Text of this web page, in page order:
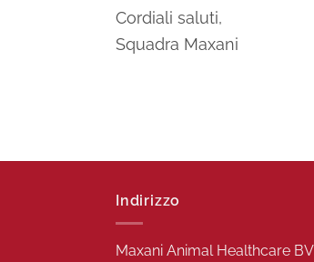
Cordiali saluti,
Squadra Maxani
Indirizzo
Maxani Animal Healthcare BV